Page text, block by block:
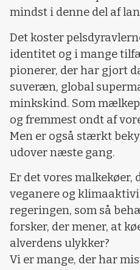
mindst i denne del af
Det koster
identitet og i mange
pionerer, der har gjort
suveræn, global
minkskind. Som
og fremmest ondt af
Men er også stærkt
udover næste gang.
Er det vores malkekøer,
veganere og
regeringen, som så
forsker, der mener, at
alverdens ulykker?
Vi er mange, der har